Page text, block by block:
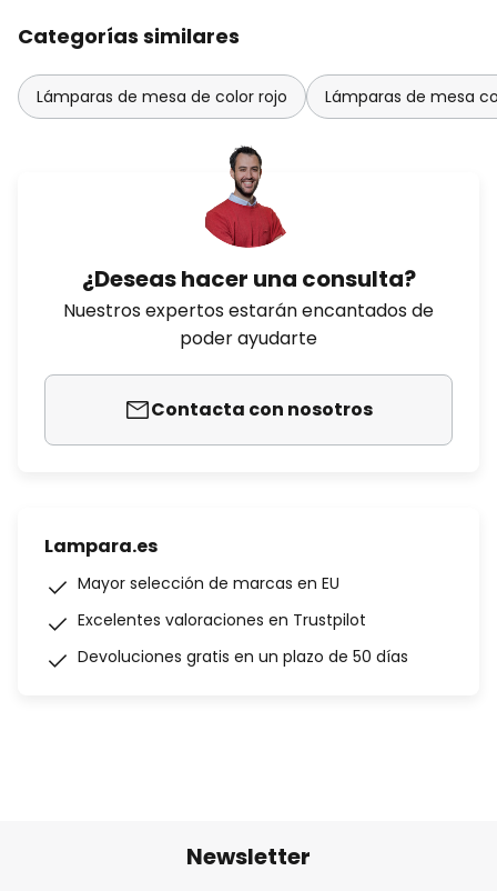
Categorías similares
Lámparas de mesa de color rojo Lámparas de mesa
¿Deseas hacer una consulta?
Nuestros expertos estarán encantados de
poder ayudarte
Contacta con nosotros
Lampara.es
Mayor selección de marcas en EU
Excelentes valoraciones en Trustpilot
Devoluciones gratis en un plazo de 50 días
Newsletter